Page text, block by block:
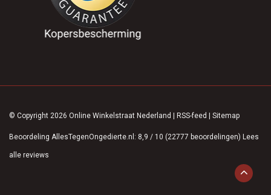
© Copyright 2026 Online Winkelstraat Nederland | RSS-feed | Sitemap
Beoordeling AllesTegenOngedierte.nl : 8,9 / 10 (22777 beoordelingen) Lees
alle reviews